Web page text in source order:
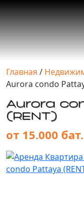
Главная /
Aurora condo
Aurora
(RENT)
от 15.000 бат.